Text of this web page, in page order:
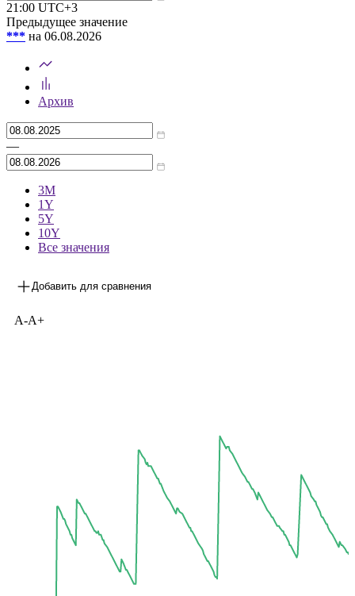
21:00 UTC+3
Предыдущее значение
*** на 06.08.2026
Архив
—
3М
1Y
5Y
10Y
Все значения
Добавить для сравнения